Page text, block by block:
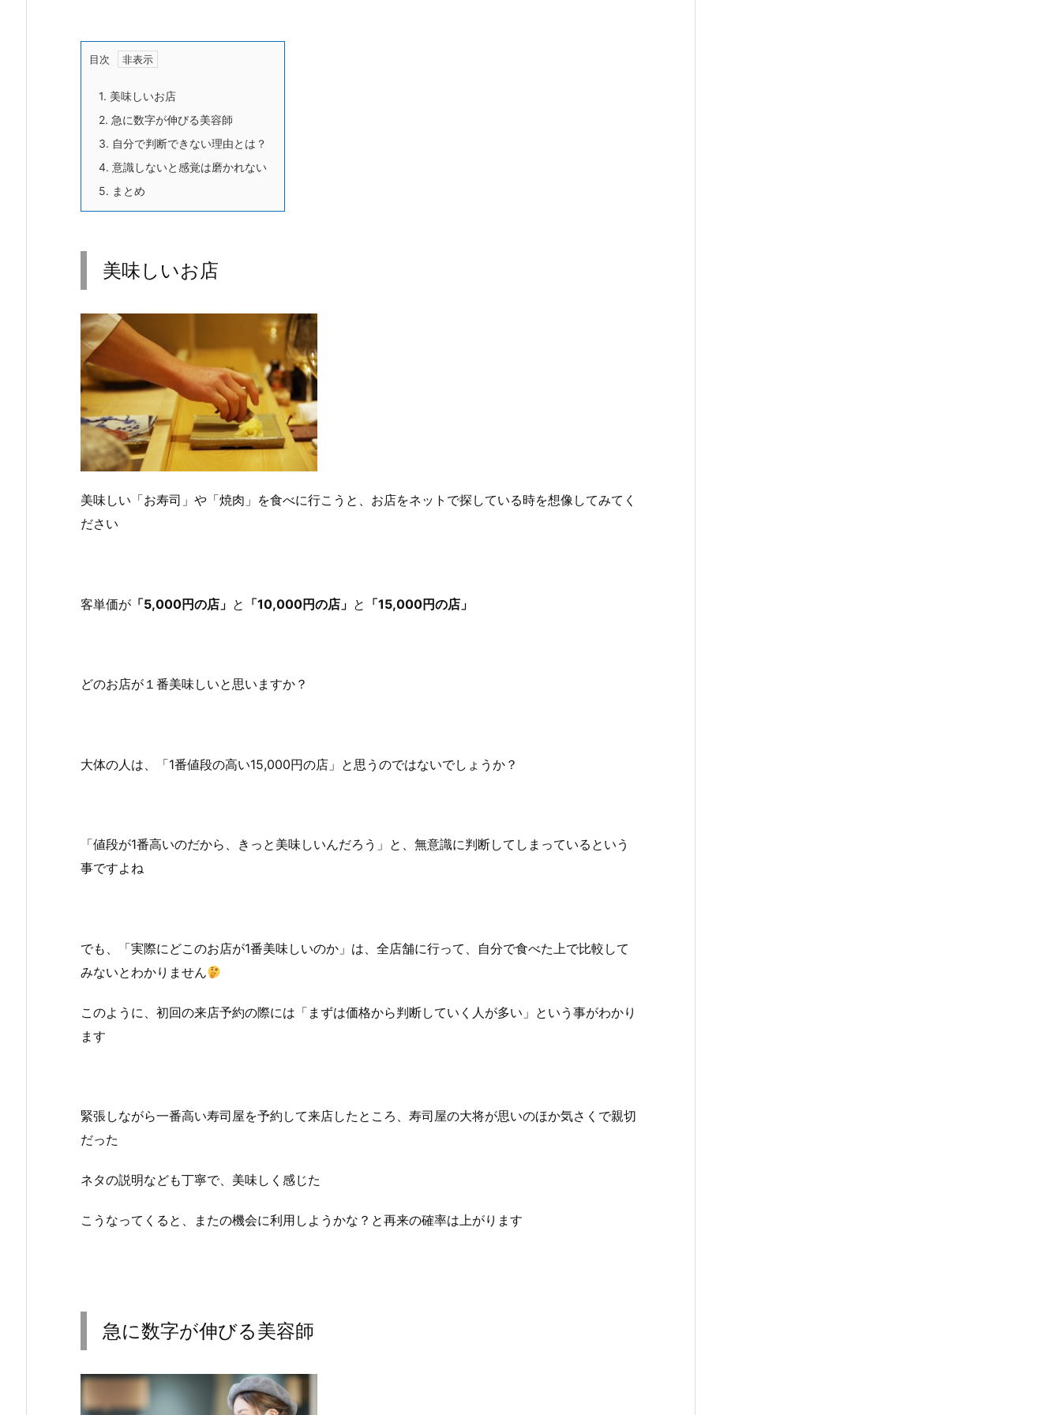
目次
1. 美味しいお店
2. 急に数字が伸びる美容師
3. 自分で判断できない理由とは？
4. 意識しないと感覚は磨かれない
5. まとめ
美味しいお店
美味しい「お寿司」や「焼肉」を食べに行こうと、お店をネットで探している時を想像してみてく
ださい
客単価が 「5,000円の店」 と 「10,000円の店」 と 「15,000円の店」
どのお店が１番美味しいと思いますか？
大体の人は、「1番値段の高い15,000円の店」と思うのではないでしょうか？
「値段が1番高いのだから、きっと美味しいんだろう」と、無意識に判断してしまっているという
事ですよね
でも、「実際にどこのお店が1番美味しいのか」は、全店舗に行って、自分で食べた上で比較して
みないとわかりません
このように、初回の来店予約の際には「まずは価格から判断していく人が多い」という事がわかり
ます
緊張しながら一番高い寿司屋を予約して来店したところ、寿司屋の大将が思いのほか気さくで親切
だった
ネタの説明なども丁寧で、美味しく感じた
こうなってくると、またの機会に利用しようかな？と再来の確率は上がります
急に数字が伸びる美容師